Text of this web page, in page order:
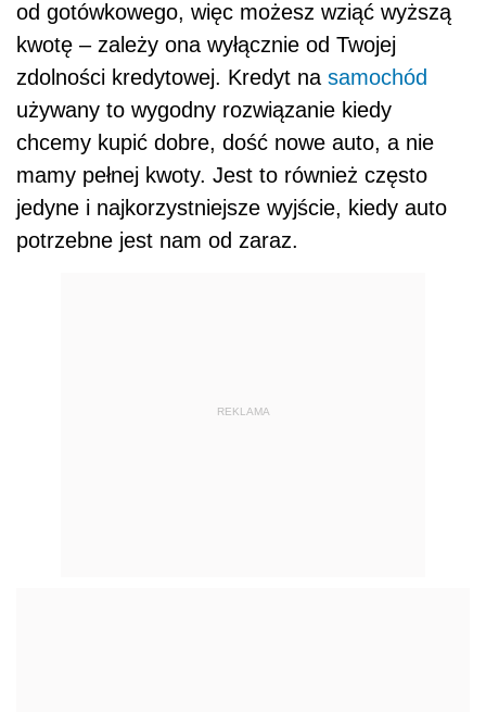
od gotówkowego, więc możesz wziąć wyższą
kwotę – zależy ona wyłącznie od Twojej
zdolności kredytowej. Kredyt na samochód
używany to wygodny rozwiązanie kiedy
chcemy kupić dobre, dość nowe auto, a nie
mamy pełnej kwoty. Jest to również często
jedyne i najkorzystniejsze wyjście, kiedy auto
potrzebne jest nam od zaraz.
REKLAMA